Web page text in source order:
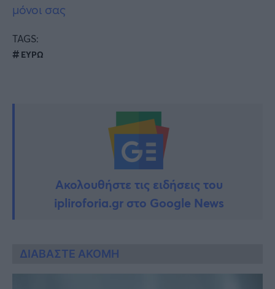
μόνοι σας
TAGS:
ΕΥΡΩ
Ακολουθήστε τις ειδήσεις του
ipliroforia.gr στο Google News
ΔΙΑΒΑΣΤΕ ΑΚΟΜΗ